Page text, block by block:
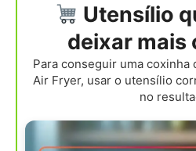
Utensílio
deixar mais
Para conseguir uma coxinha dourada e sequinha na
Air Fryer, usar o utensílio
no